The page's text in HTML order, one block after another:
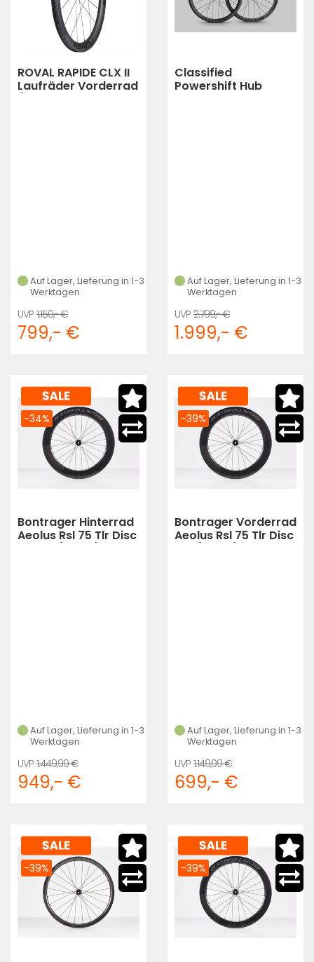
ROVAL RAPIDE CLX II
Laufräder Vorderrad
Auf Lager, Lieferung in 1-3
Werktagen
1.150,- €
799,- €
Classified
Powershift Hub
Auf Lager, Lieferung in 1-3
Werktagen
2.799,- €
1.999,- €
Bontrager Hinterrad
Aeolus Rsl 75 Tlr Disc
Auf Lager, Lieferung in 1-3
Werktagen
-34%
1.449,99 €
949,- €
Bontrager Vorderrad
Aeolus Rsl 75 Tlr Disc
Auf Lager, Lieferung in 1-3
Werktagen
-39%
1.149,99 €
699,- €
-39% -39%